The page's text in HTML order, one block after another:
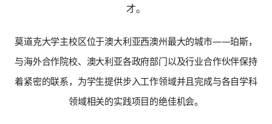
才。
莫道克大学主校区位于澳大利亚西澳州最大的城市——珀斯，
与海外合作院校、澳大利亚各政府部门以及行业合作伙伴保持
着紧密的联系，为学生提供步入工作领域并且完成与各自学科
领域相关的实践项目的绝佳机会。